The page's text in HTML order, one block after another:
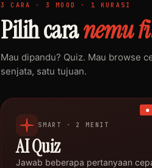
3 CARA · 3 MOOD · 1 KURASI
Pilih caranemu
Mau dipandu? Quiz. Mau browse
senjata, satu tujuan.
●
SMART · 2 MENIT
AI Quiz
Jawab beberapa pertanyaan